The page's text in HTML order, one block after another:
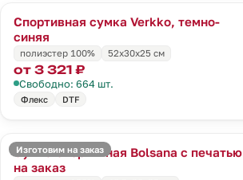
Спортивная сумка Verkko, темно-
синяя
полиэстер 100% 52х30х25 см
от 3 321 ₽
Свободно: 664 шт.
Флекс DTF
Изготовим на заказ
Сумка спортивная Bolsana с печатью
на заказ